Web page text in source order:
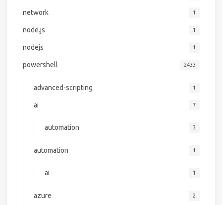
network 1
node.js 1
nodejs 1
powershell 2433
advanced-scripting 1
ai 7
automation 3
automation 1
ai 1
azure 2